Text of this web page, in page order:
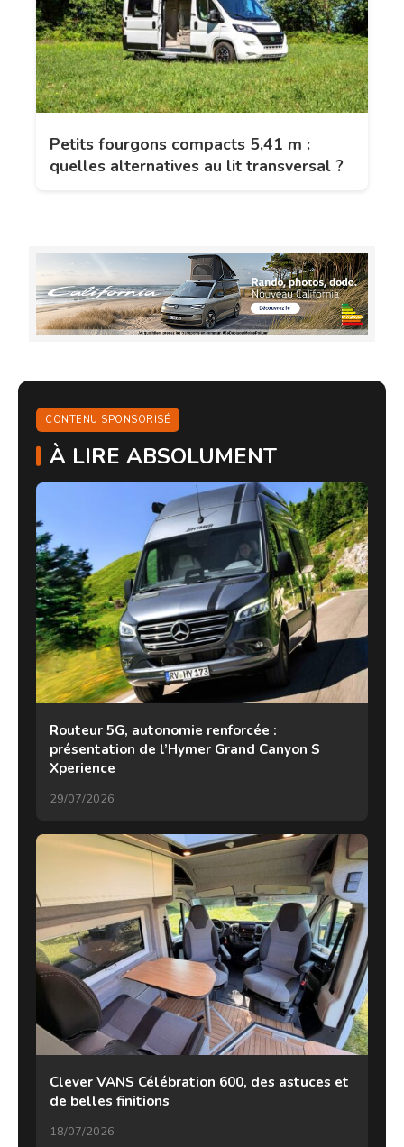
Petits fourgons compacts 5,41 m :
quelles alternatives au lit transversal ?
CONTENU SPONSORISÉ
À LIRE ABSOLUMENT
Routeur 5G, autonomie renforcée :
présentation de l’Hymer Grand Canyon S
Xperience
29/07/2026
Clever VANS Célébration 600, des astuces et
de belles finitions
18/07/2026